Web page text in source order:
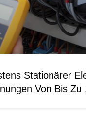
Stationärer
Von Bis Zu